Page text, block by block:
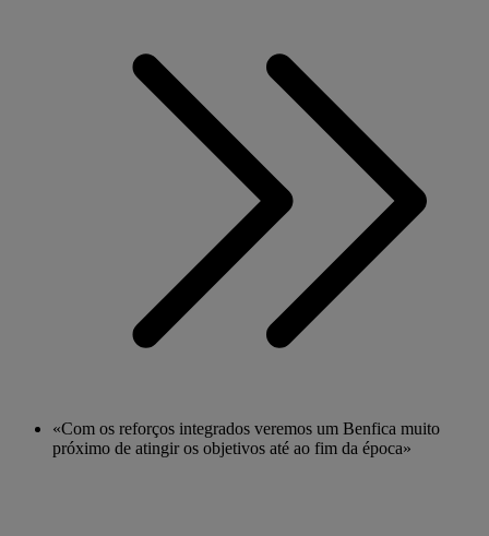
«Com os reforços integrados veremos um Benfica muito
próximo de atingir os objetivos até ao fim da época»